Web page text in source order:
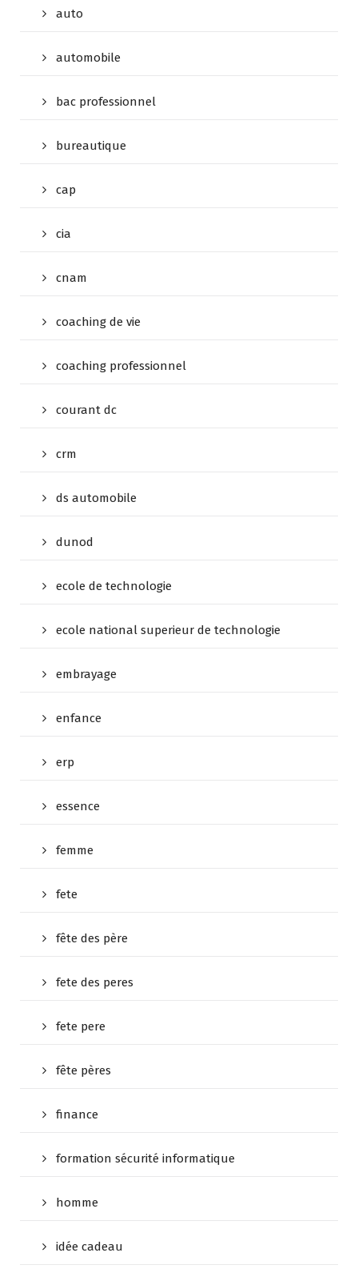
auto
automobile
bac professionnel
bureautique
cap
cia
cnam
coaching de vie
coaching professionnel
courant dc
crm
ds automobile
dunod
ecole de technologie
ecole national superieur de technologie
embrayage
enfance
erp
essence
femme
fete
fête des père
fete des peres
fete pere
fête pères
finance
formation sécurité informatique
homme
idée cadeau